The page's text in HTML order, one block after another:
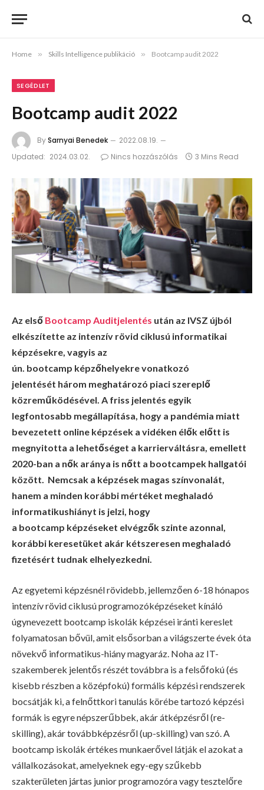
Home » Skills Intelligence publikáció » Bootcamp audit 2022
SEGÉDLET
Bootcamp audit 2022
BySarnyai Benedek
2022.08.19.
Updated: 2024.03.02. Nincs hozzászólás 3 Mins Read
Az első Bootcamp Auditjelentés után az IVSZ újból
elkészítette az intenzív rövid ciklusú informatikai
képzésekre, vagyis az
ún. bootcamp képzőhelyekre vonatkozó
jelentését három meghatározó piaci szereplő
közreműködésével. A friss jelentés egyik
legfontosabb megállapítása, hogy a pandémia miatt
bevezetett online képzések a vidéken élők előtt is
megnyitotta a lehetőséget a karrierváltásra, emellett
2020-ban a nők aránya is nőtt a bootcampek hallgatói
között. Nemcsak a képzések magas színvonalát,
hanem a minden korábbi mértéket meghaladó
informatikushiányt is jelzi, hogy
a bootcamp képzéseket elvégzők szinte azonnal,
korábbi keresetüket akár kétszeresen meghaladó
fizetésért tudnak elhelyezkedni.
Az egyetemi képzésnél rövidebb, jellemzően 6-18 hónapos
intenzív rövid ciklusú programozóképzéseket kínáló
úgynevezett bootcamp iskolák képzései iránti kereslet
folyamatosan bővül, amit elsősorban a világszerte évek óta
növekvő informatikus-hiány magyaráz. Noha az IT-
szakemberek jelentős részét továbbra is a felsőfokú (és
kisebb részben a középfokú) formális képzési rendszerek
bocsátják ki, a felnőttkori tanulás körébe tartozó képzési
formák is egyre népszerűbbek, akár átképzésről (re-
skilling), akár továbbképzésről (up-skilling) van szó. A
bootcamp iskolák értékes munkaerővel látják el azokat a
vállalkozásokat, amelyeknek egy-egy szűkebb
szakterületen jártas junior programozóra vagy tesztelőre